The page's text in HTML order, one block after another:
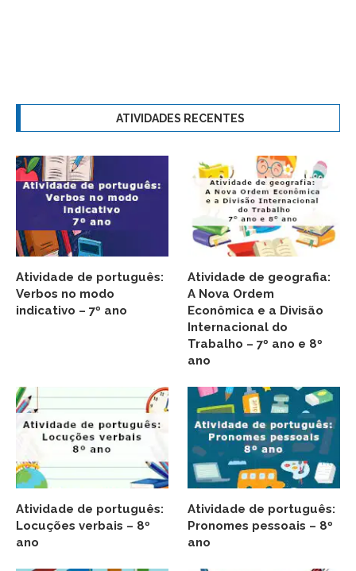
ATIVIDADES RECENTES
Atividade de português:
Verbos no modo
indicativo – 7º ano
Atividade de geografia:
A Nova Ordem
Econômica e a Divisão
Internacional do
Trabalho – 7º ano e 8º
ano
Atividade de português:
Locuções verbais – 8º
ano
Atividade de português:
Pronomes pessoais – 8º
ano